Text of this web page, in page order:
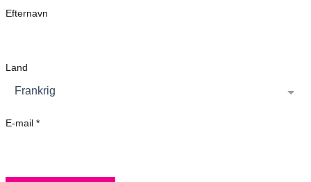
Efternavn
Land
Frankrig
E-mail *